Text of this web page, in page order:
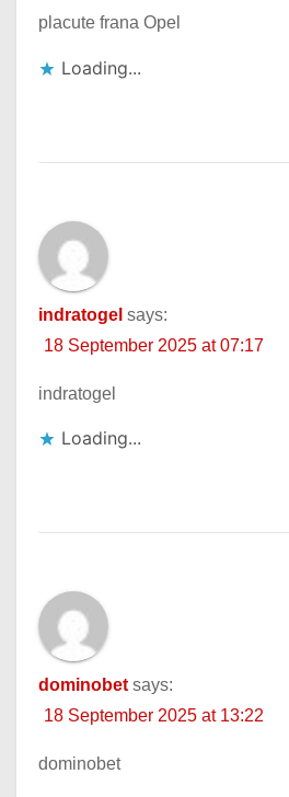
placute frana Opel
Loading...
indratogel says:
18 September 2025 at 07:17
indratogel
Loading...
dominobet says:
18 September 2025 at 13:22
dominobet